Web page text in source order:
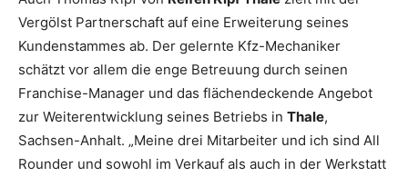
Vergölst Partnerschaft auf eine Erweiterung seines
Kundenstammes ab. Der gelernte Kfz-Mechaniker
schätzt vor allem die enge Betreuung durch seinen
Franchise-Manager und das flächendeckende Angebot
zur Weiterentwicklung seines Betriebs in Thale,
Sachsen-Anhalt. „Meine drei Mitarbeiter und ich sind All
Rounder und sowohl im Verkauf als auch in der Werkstatt